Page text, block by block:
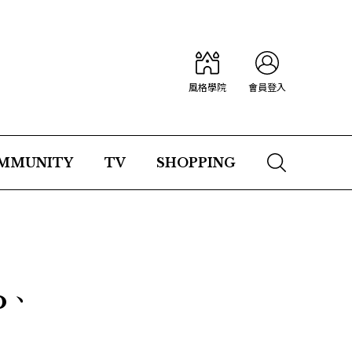
風格學院 會員登入
TV SHOPPING